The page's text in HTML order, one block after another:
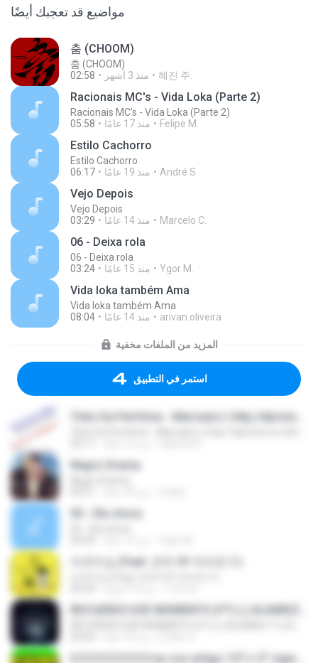
مواضيع قد تعجبك أيضًا
춤 (CHOOM)
춤 (CHOOM)
02:58
منذ 3 أشهر 혜진 주.
Racionais MC's - Vida Loka (Parte 2)
Racionais MC's - Vida Loka (Parte 2)
05:58
منذ 17 عامًا Felipe M.
Estilo Cachorro
Estilo Cachorro
06:17
منذ 19 عامًا André S.
Vejo Depois
Vejo Depois
03:29
منذ 14 عامًا Marcelo C.
06 - Deixa rola
06 - Deixa rola
03:24
منذ 15 عامًا Ygor M.
Vida loka também Ama
Vida loka também Ama
08:04
منذ 14 عامًا arivan.oliveira
المزيد من الملفات مخفية
استمر في التطبيق
Negro Drama
05 - Ela chora
자격지심 (Feat. 은하 Of 여자친구)